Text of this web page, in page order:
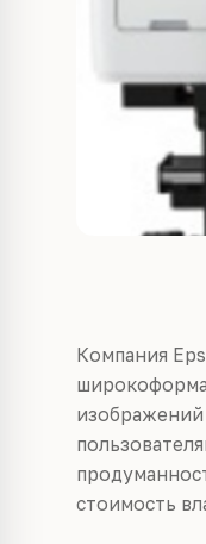
Компания
изображений
стоимость